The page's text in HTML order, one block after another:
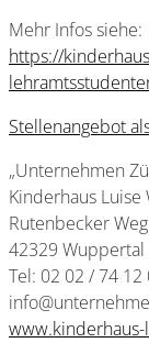
Mehr Infos siehe:
https://
Stellenangebot
„Unternehmen
Kinderhaus Luise
Rutenbecker
42329 Wuppertal
Tel: 02 02 / 74 12